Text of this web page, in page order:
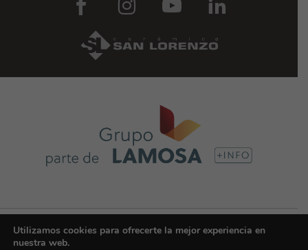
© Copyright 2025 | CERÁMICA SAN LORENZO COLOMBIA - Grupo Lamosa |
Todos los derechos reservados -
Política de privacidad
Utilizamos cookies para ofrecerte la mejor experiencia en
nuestra web.